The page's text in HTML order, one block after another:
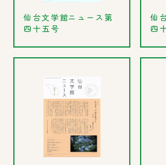
仙台文学館ニュース第
四十五号
仙
四